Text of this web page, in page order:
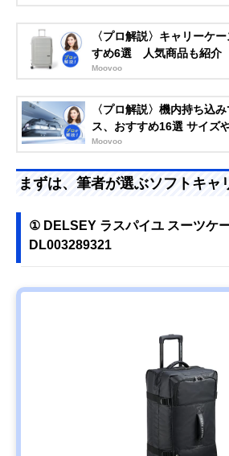
〈プロ解説〉キャリーケ
すめ6選 人気商品も紹介
Moovoo
〈プロ解説〉機内持ち込
ス、おすすめ16選 サイズ
Moovoo
まずは、筆者が選ぶソフトキャ
① DELSEY ラスパイユ スーツケ
DL003289321